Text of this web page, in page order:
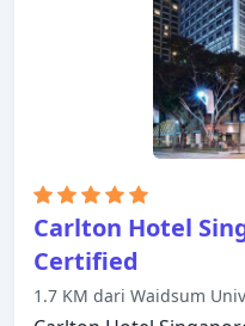
Carlton Hotel
Certified
1.7 KM dari Waidsum